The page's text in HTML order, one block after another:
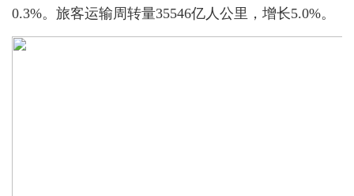
0.3%。旅客运输周转量35546亿人公里，增长5.0%。